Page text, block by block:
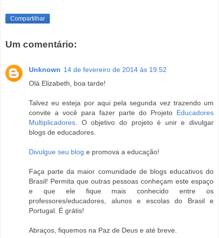
Compartilhar
Um comentário:
Unknown 14 de fevereiro de 2014 às 19:52
Olá Elizabeth, boa tarde!
Talvez eu esteja por aqui pela segunda vez trazendo um
convite a você para fazer parte do Projeto Educadores
Multiplicadores. O objetivo do projeto é unir e divulgar
blogs de educadores.
Divulgue seu blog e promova a educação!
Faça parte da maior comunidade de blogs educativos do
Brasil! Permita que outras pessoas conheçam este espaço
e que ele fique mais conhecido entre os
professores/educadores, alunos e escolas do Brasil e
Portugal. É grátis!
Abraços, fiquemos na Paz de Deus e até breve.